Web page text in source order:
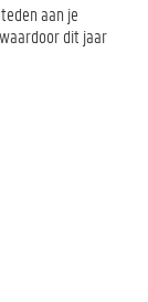
aan je
dit jaar